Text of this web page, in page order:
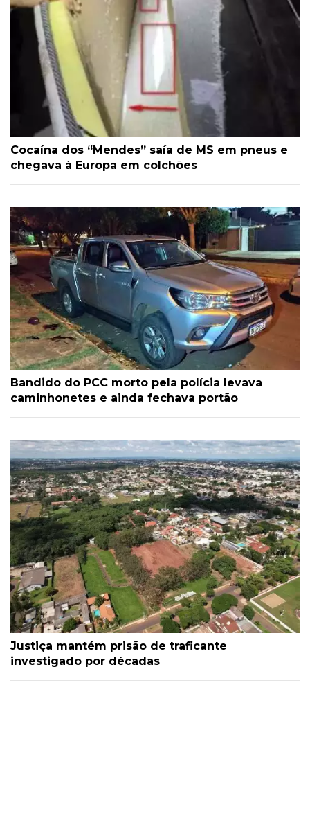
Cocaína dos “Mendes” saía de MS em pneus e
chegava à Europa em colchões
Bandido do PCC morto pela polícia levava
caminhonetes e ainda fechava portão
Justiça mantém prisão de traficante
investigado por décadas